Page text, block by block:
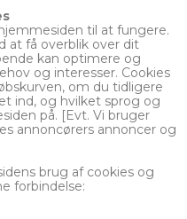
til at fungere.
at få overblik over dit
kan optimere og
og interesser. Cookies
om du tidligere
ind, og hvilket sprog og
på. [Evt. Vi bruger
annoncørers annoncer og
brug af cookies og
forbindelse: